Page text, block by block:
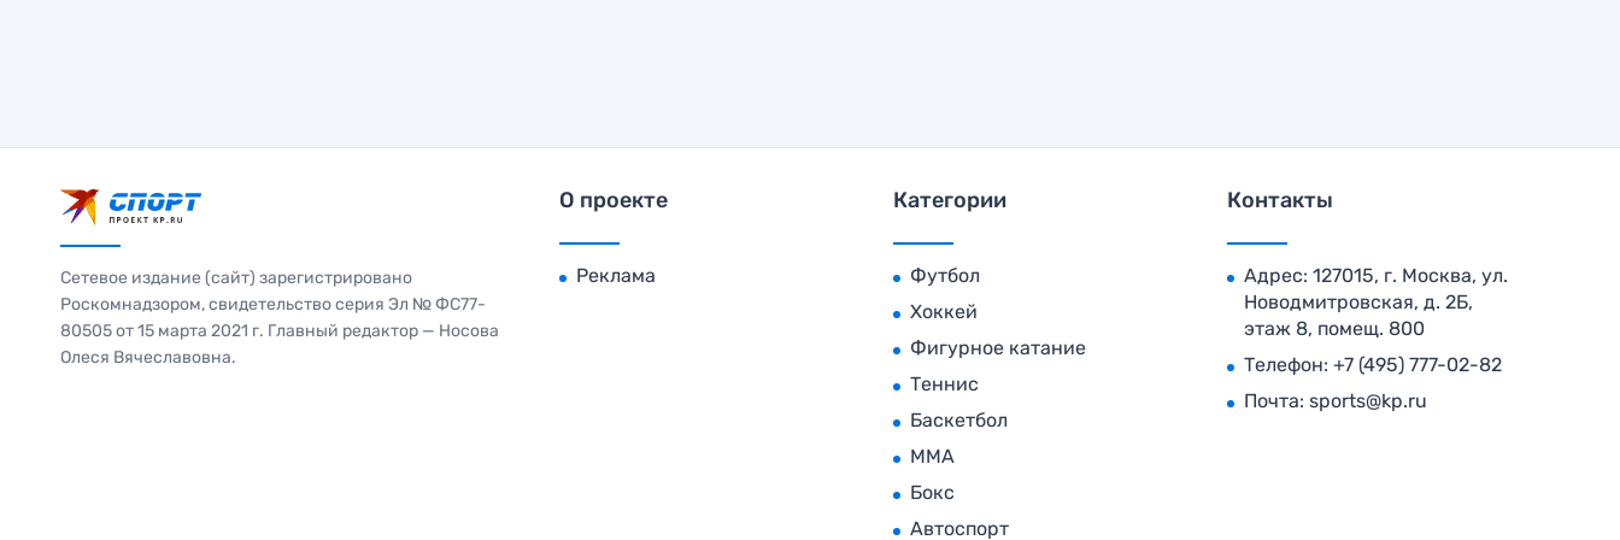
Сетевое издание (сайт) зарегистрировано
Роскомнадзором, свидетельство серия Эл № ФС77-
80505 от 15 марта 2021 г. Главный редактор — Носова
Олеся Вячеславовна.
О проекте
Реклама
Категории
Футбол
Хоккей
Фигурное катание
Теннис
Баскетбол
MMA
Бокс
Автоспорт
Контакты
Адрес: 127015, г. Москва, ул.
Новодмитровская, д. 2Б,
этаж 8, помещ. 800
Телефон: +7 (495) 777-02-82
Почта: sports@kp.ru